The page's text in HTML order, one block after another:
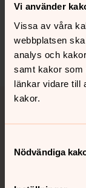
Vi använder
Vissa av våra
webbplatsen
analys och
samt kakor som
länkar vidare till
kakor.
Nödvändiga
innehåll?
Dela
Tillbaka till
Tillbaka till
Kontakt